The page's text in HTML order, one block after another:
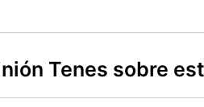
Tenes sobre